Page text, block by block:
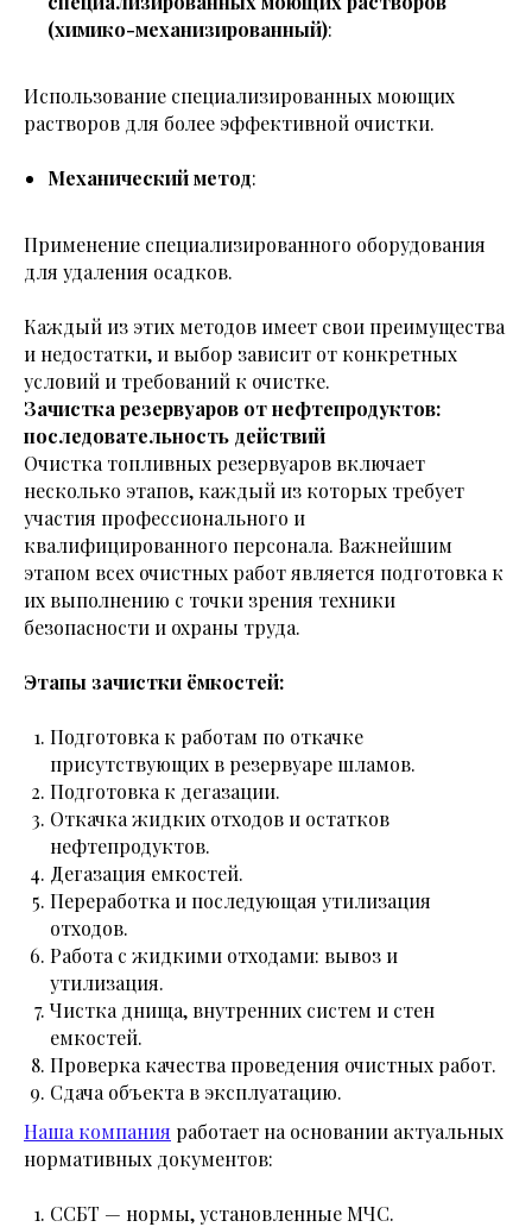
(химико-механизированный):
Использование специализированных моющих
растворов для более эффективной очистки.
Механический метод:
Применение специализированного оборудования
для удаления осадков.
Каждый из этих методов имеет свои преимущества
и недостатки, и выбор зависит от конкретных
условий и требований к очистке.
Зачистка резервуаров от нефтепродуктов:
последовательность действий
Очистка топливных резервуаров включает
несколько этапов, каждый из которых требует
участия профессионального и
квалифицированного персонала. Важнейшим
этапом всех очистных работ является подготовка к
их выполнению с точки зрения техники
безопасности и охраны труда.
Этапы зачистки ёмкостей:
Подготовка к работам по откачке
присутствующих в резервуаре шламов.
Подготовка к дегазации.
Откачка жидких отходов и остатков
нефтепродуктов.
Дегазация емкостей.
Переработка и последующая утилизация
отходов.
Работа с жидкими отходами: вывоз и
утилизация.
Чистка днища, внутренних систем и стен
емкостей.
Проверка качества проведения очистных работ.
Сдача объекта в эксплуатацию.
Наша компания работает на основании актуальных
нормативных документов:
ССБТ — нормы, установленные МЧС.